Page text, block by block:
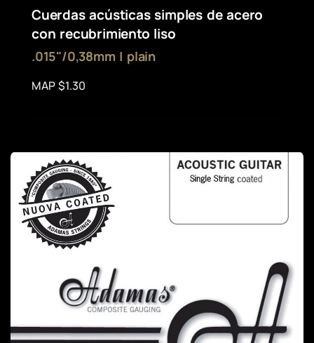
Cuerdas acústicas simples de acero
con recubrimiento liso
.015"/0,38mm | plain
MAP $1.30